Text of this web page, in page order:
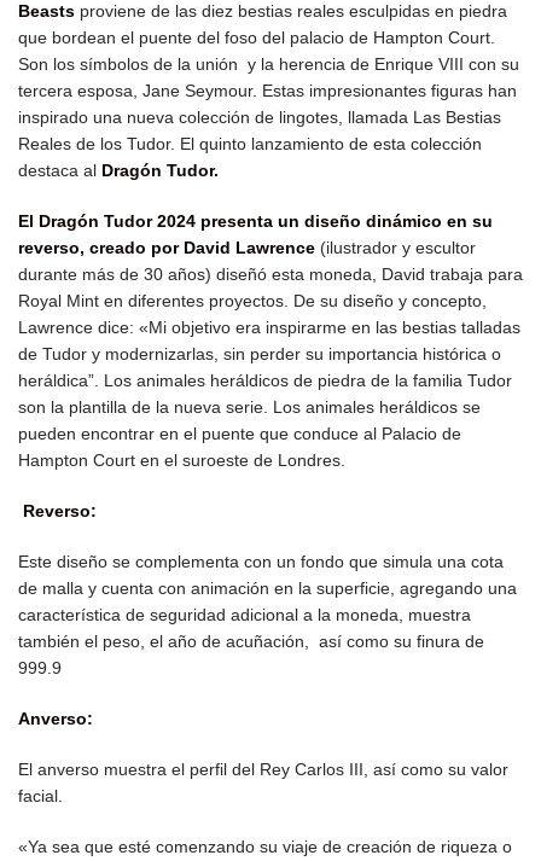
Beasts proviene de las diez bestias reales esculpidas en piedra
que bordean el puente del foso del palacio de Hampton Court.
Son los símbolos de la unión y la herencia de Enrique VIII con su
tercera esposa, Jane Seymour. Estas impresionantes figuras han
inspirado una nueva colección de lingotes, llamada Las Bestias
Reales de los Tudor. El quinto lanzamiento de esta colección
destaca al Dragón Tudor.
El Dragón Tudor 2024 presenta un diseño dinámico en su
reverso, creado por David Lawrence (ilustrador y escultor
durante más de 30 años) diseñó esta moneda, David trabaja para
Royal Mint en diferentes proyectos. De su diseño y concepto,
Lawrence dice: «Mi objetivo era inspirarme en las bestias talladas
de Tudor y modernizarlas, sin perder su importancia histórica o
heráldica”. Los animales heráldicos de piedra de la familia Tudor
son la plantilla de la nueva serie. Los animales heráldicos se
pueden encontrar en el puente que conduce al Palacio de
Hampton Court en el suroeste de Londres.
Reverso:
Este diseño se complementa con un fondo que simula una cota
de malla y cuenta con animación en la superficie, agregando una
característica de seguridad adicional a la moneda, muestra
también el peso, el año de acuñación, así como su finura de
999.9
Anverso:
El anverso muestra el perfil del Rey Carlos III, así como su valor
facial.
«Ya sea que esté comenzando su viaje de creación de riqueza o